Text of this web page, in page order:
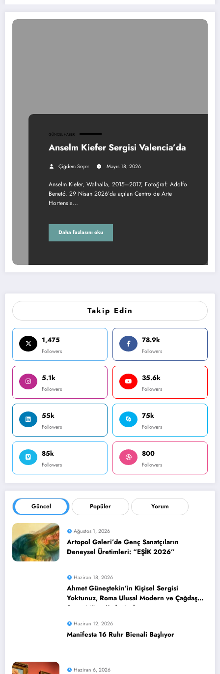
GÜNCEL HABER
Anselm Kiefer Sergisi Valencia’da
Çiğdem Seçer Mayıs 18, 2026
Anselm Kiefer, Walhalla, 2015–2017, Fotoğraf: Adolfo
Benetó. 29 Nisan 2026’da açılan Centro de Arte
Hortensia…
Daha fazlasını oku
Takip Edin
1,475
Followers
78.9k
Followers
5.1k
Followers
35.6k
Followers
55k
Followers
75k
Followers
85k
Followers
800
Followers
Güncel Popüler Yorum
Ağustos 1, 2026
Artopol Galeri’de Genç Sanatçıların
Deneysel Üretimleri: “EŞİK 2026”
Haziran 18, 2026
Ahmet Güneştekin’in Kişisel Sergisi
Yoktunuz, Roma Ulusal Modern ve Çağdaş
Sanat Müzesi’nde Açılıyor
Haziran 12, 2026
Manifesta 16 Ruhr Bienali Başlıyor
Haziran 6, 2026